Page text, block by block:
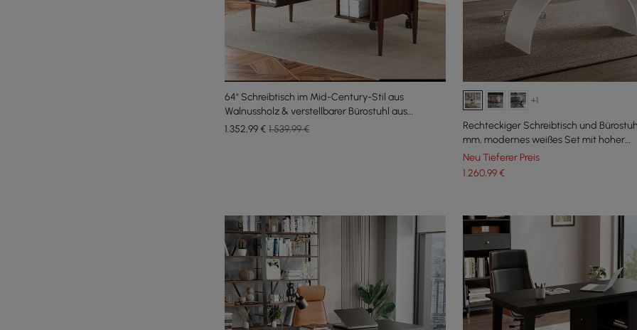
64" Schreibtisch im Mid-Century-Stil aus
Walnussholz & verstellbarer Bürostuhl aus
Kunstleder
1.352,99€ 1.539,99 €
+1
Rechteckiger Schreibtisch und
mm, modernes weißes Set mit hoher
Rückenlehne
Neu Tieferer Preis
1.260,99€